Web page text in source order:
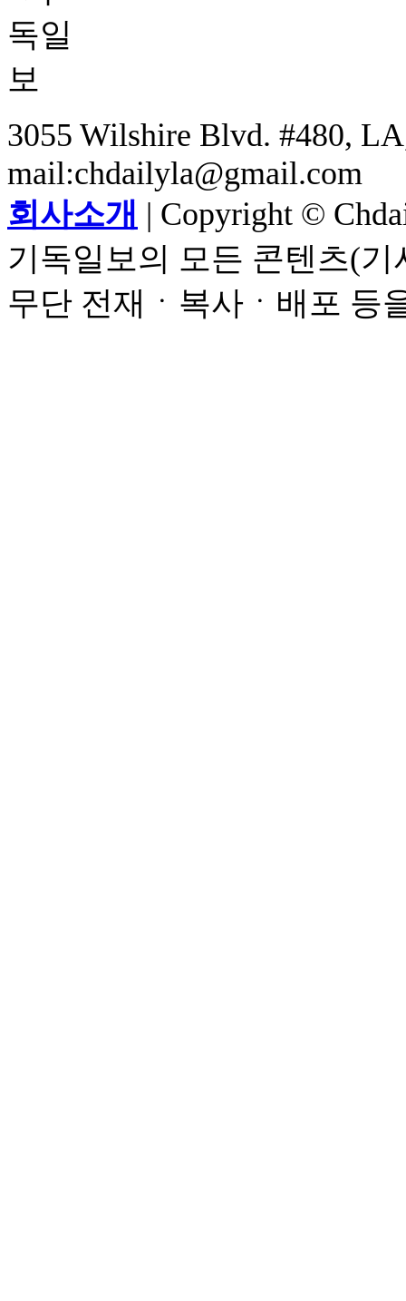
3055 Wilshire Blvd. #480,
mail:chdailyla@gmail.com
회사소개 | Copyright ©
기독일보의 모든 콘텐츠(
무단 전재ㆍ복사ㆍ배포 등